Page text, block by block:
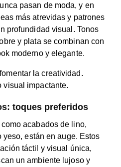
pasan de moda, y en
más atrevidas y patrones
profundidad visual. Tonos
y plata se combinan con
moderno y elegante.
la creatividad.
visual impactante.
toques preferidos
acabados de lino,
están en auge. Estos
táctil y visual única,
un ambiente lujoso y